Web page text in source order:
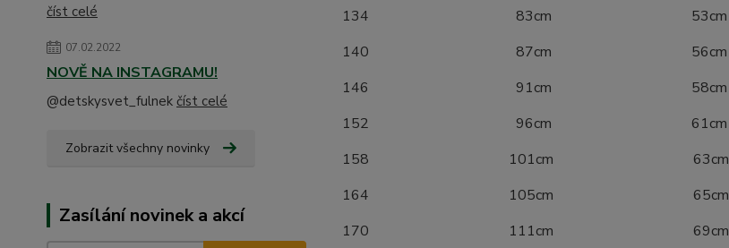
číst celé
07.02.2022
NOVĚ NA INSTAGRAMU!
@detskysvet_fulnek číst celé
Zobrazit všechny novinky
Zasílání novinek a akcí
134 83cm 53cm
140 87cm 56cm
146 91cm 58cm
152 96cm 61cm
158 101cm 63cm
164 105cm 65cm
170 111cm 69cm